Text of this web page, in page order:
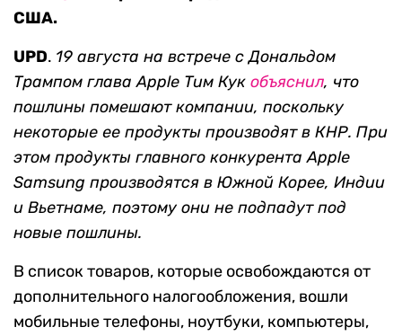
США.
UPD. 19 августа на встрече с Дональдом
Трампом глава Apple Тим Кук объяснил, что
пошлины помешают компании, поскольку
некоторые ее продукты производят в КНР. При
этом продукты главного конкурента Apple
Samsung производятся в Южной Корее, Индии
и Вьетнаме, поэтому они не подпадут под
новые пошлины.
В список товаров, которые освобождаются от
дополнительного налогообложения, вошли
мобильные телефоны, ноутбуки, компьютеры,